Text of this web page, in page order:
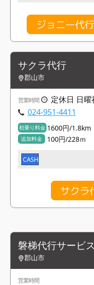
ジョニー代
サクラ代行
郡山市
営業時間
定休日 日
024-951-4411
初乗り料金 1600円/1.8km
追加料金 100円/228ｍ
CASH
サクラ
磐梯代行サービス
郡山市
営業時間